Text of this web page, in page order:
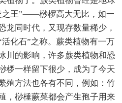
之王”——桫椤高大无比，如一
龙同时代，又现存数量稀少，
化石”之称。蕨类植物有一万
川的影响，许多蕨类植物和恐
椤一样留下很少，成为了今天
殖方法也各有不同，例如：竹
，桫棰蕨菜都会产生孢子用来